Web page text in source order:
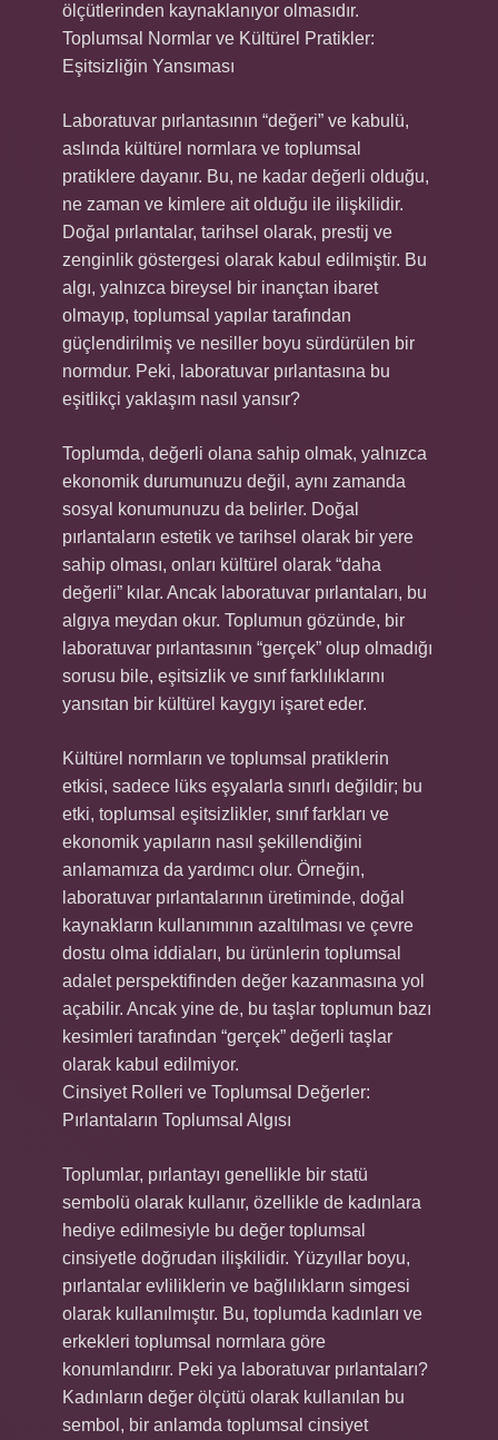
ölçütlerinden kaynaklanıyor olmasıdır.
Toplumsal Normlar ve Kültürel Pratikler:
Eşitsizliğin Yansıması
Laboratuvar pırlantasının “değeri” ve kabulü,
aslında kültürel normlara ve toplumsal
pratiklere dayanır. Bu, ne kadar değerli olduğu,
ne zaman ve kimlere ait olduğu ile ilişkilidir.
Doğal pırlantalar, tarihsel olarak, prestij ve
zenginlik göstergesi olarak kabul edilmiştir. Bu
algı, yalnızca bireysel bir inançtan ibaret
olmayıp, toplumsal yapılar tarafından
güçlendirilmiş ve nesiller boyu sürdürülen bir
normdur. Peki, laboratuvar pırlantasına bu
eşitlikçi yaklaşım nasıl yansır?
Toplumda, değerli olana sahip olmak, yalnızca
ekonomik durumunuzu değil, aynı zamanda
sosyal konumunuzu da belirler. Doğal
pırlantaların estetik ve tarihsel olarak bir yere
sahip olması, onları kültürel olarak “daha
değerli” kılar. Ancak laboratuvar pırlantaları, bu
algıya meydan okur. Toplumun gözünde, bir
laboratuvar pırlantasının “gerçek” olup olmadığı
sorusu bile, eşitsizlik ve sınıf farklılıklarını
yansıtan bir kültürel kaygıyı işaret eder.
Kültürel normların ve toplumsal pratiklerin
etkisi, sadece lüks eşyalarla sınırlı değildir; bu
etki, toplumsal eşitsizlikler, sınıf farkları ve
ekonomik yapıların nasıl şekillendiğini
anlamamıza da yardımcı olur. Örneğin,
laboratuvar pırlantalarının üretiminde, doğal
kaynakların kullanımının azaltılması ve çevre
dostu olma iddiaları, bu ürünlerin toplumsal
adalet perspektifinden değer kazanmasına yol
açabilir. Ancak yine de, bu taşlar toplumun bazı
kesimleri tarafından “gerçek” değerli taşlar
olarak kabul edilmiyor.
Cinsiyet Rolleri ve Toplumsal Değerler:
Pırlantaların Toplumsal Algısı
Toplumlar, pırlantayı genellikle bir statü
sembolü olarak kullanır, özellikle de kadınlara
hediye edilmesiyle bu değer toplumsal
cinsiyetle doğrudan ilişkilidir. Yüzyıllar boyu,
pırlantalar evliliklerin ve bağlılıkların simgesi
olarak kullanılmıştır. Bu, toplumda kadınları ve
erkekleri toplumsal normlara göre
konumlandırır. Peki ya laboratuvar pırlantaları?
Kadınların değer ölçütü olarak kullanılan bu
sembol, bir anlamda toplumsal cinsiyet